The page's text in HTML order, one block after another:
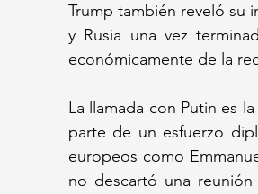
Trump también reveló su
y Rusia una vez
económicamente de la
La llamada con Putin es
parte de un esfuerzo
europeos como
no descartó una